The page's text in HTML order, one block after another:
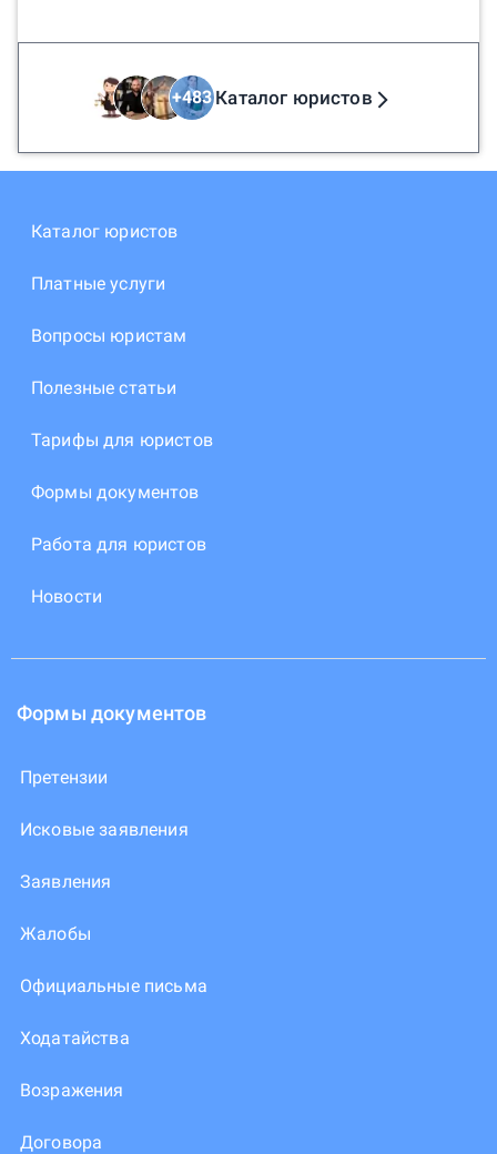
+483Каталог юристов
Каталог юристов
Платные услуги
Вопросы юристам
Полезные статьи
Тарифы для юристов
Формы документов
Работа для юристов
Новости
Формы документов
Претензии
Исковые заявления
Заявления
Жалобы
Официальные письма
Ходатайства
Возражения
Договора